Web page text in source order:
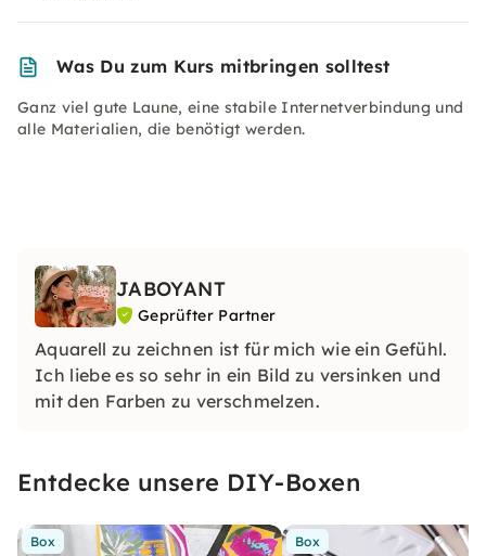
Was Du zum Kurs mitbringen solltest
Ganz viel gute Laune, eine stabile Internetverbindung und
alle Materialien, die benötigt werden.
JABOYANT
Geprüfter Partner
Aquarell zu zeichnen ist für mich wie ein Gefühl.
Ich liebe es so sehr in ein Bild zu versinken und
mit den Farben zu verschmelzen.
Entdecke unsere DIY-Boxen
Box Box